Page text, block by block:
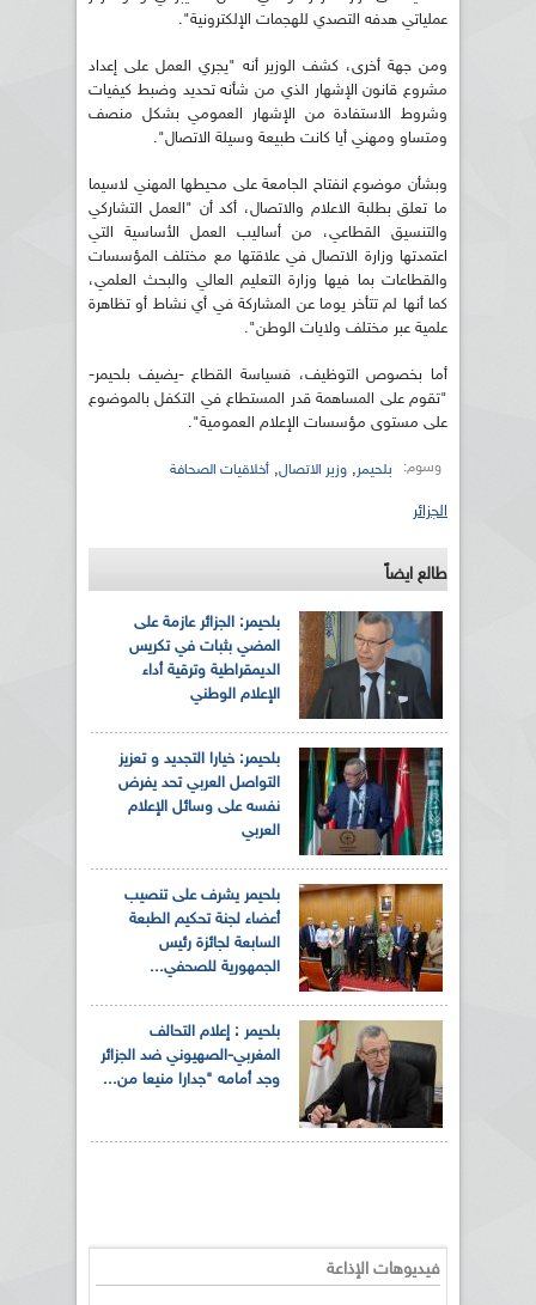
عملياتي هدفه التصدي للهجمات الإلكترونية".
ومن جهة أخرى، كشف الوزير أنه "يجري العمل على إعداد
مشروع قانون الإشهار الذي من شأنه تحديد وضبط كيفيات
وشروط الاستفادة من الإشهار العمومي بشكل منصف
ومتساو ومهني أيا كانت طبيعة وسيلة الاتصال".
وبشأن موضوع انفتاح الجامعة على محيطها المهني لاسيما
ما تعلق بطلبة الاعلام والاتصال، أكد أن "العمل التشاركي
والتنسيق القطاعي، من أساليب العمل الأساسية التي
اعتمدتها وزارة الاتصال في علاقتها مع مختلف المؤسسات
والقطاعات بما فيها وزارة التعليم العالي والبحث العلمي،
كما أنها لم تتأخر يوما عن المشاركة في أي نشاط أو تظاهرة
علمية عبر مختلف ولايات الوطن".
أما بخصوص التوظيف، فسياسة القطاع -يضيف بلحيمر-
"تقوم على المساهمة قدر المستطاع في التكفل بالموضوع
على مستوى مؤسسات الإعلام العمومية".
وسوم: بلحيمر, وزير الاتصال, أخلاقيات الصحافة
الجزائر
طالع ايضاً
بلحيمر: الجزائر عازمة على
المضي بثبات في تكريس
الديمقراطية وترقية أداء
الإعلام الوطني
بلحيمر: خيارا التجديد و تعزيز
التواصل العربي تحد يفرض
نفسه على وسائل الإعلام
العربي
بلحيمر يشرف على تنصيب
أعضاء لجنة تحكيم الطبعة
السابعة لجائزة رئيس
الجمهورية للصحفي...
بلحيمر : إعلام التحالف
المغربي-الصهيوني ضد الجزائر
وجد أمامه "جدارا منيعا من...
فيديوهات الإذاعة